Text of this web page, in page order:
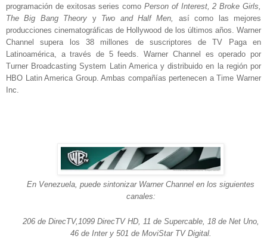
programación de exitosas series como Person of Interest, 2 Broke Girls,
The Big Bang Theory yTwo and Half Men, así como las mejores
producciones cinematográficas de Hollywood de los últimos años. Warner
Channel supera los 38 millones de suscriptores de TV Paga en
Latinoamérica, a través de 5 feeds. Warner Channel es operado por
Turner Broadcasting System Latin America y distribuido en la región por
HBO Latin America Group. Ambas compañías pertenecen a Time Warner
Inc.
En Venezuela, puede sintonizar Warner Channel en los siguientes
canales:
206 de DirecTV,1099 DirecTV HD, 11 de Supercable, 18 de Net Uno,
46 de Inter y 501 de MoviStar TV Digital.